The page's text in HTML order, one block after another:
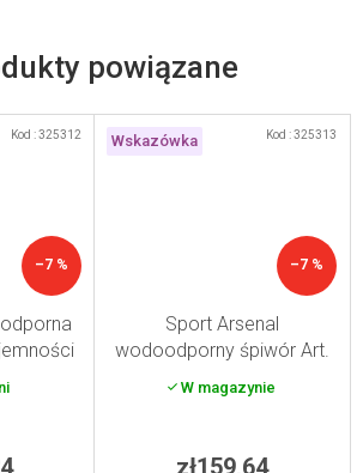
powiązane
–7 %
Kod :325312 Wskazówka
–7 %
Sport Arsenal
wodoodporny śpiwór Art.
W magazynie
zł159,64
Kod :325313